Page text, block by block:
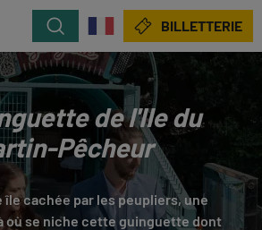
Rechercher BILLETTERIE
de l'Ile du
Pêcheur
île cachée par les peupliers, une
où se niche cette guinguette dont